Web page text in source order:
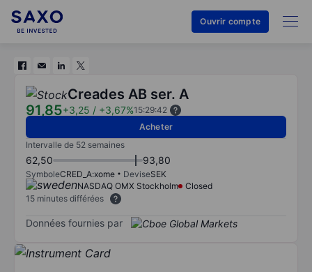
Ouvrir compte
Creades AB ser. A
91,85+3,25 / +3,67%15:29:42
Acheter
Intervalle de 52 semaines
62,50 93,80
SymboleCRED_A:xome DeviseSEK
NASDAQ OMX Stockholm
Closed
15 minutes différées
Données fournies par